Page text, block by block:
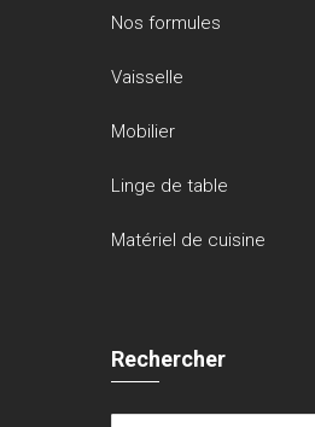
Nos formules
Vaisselle
Mobilier
Linge de table
Matériel de cuisine
Rechercher